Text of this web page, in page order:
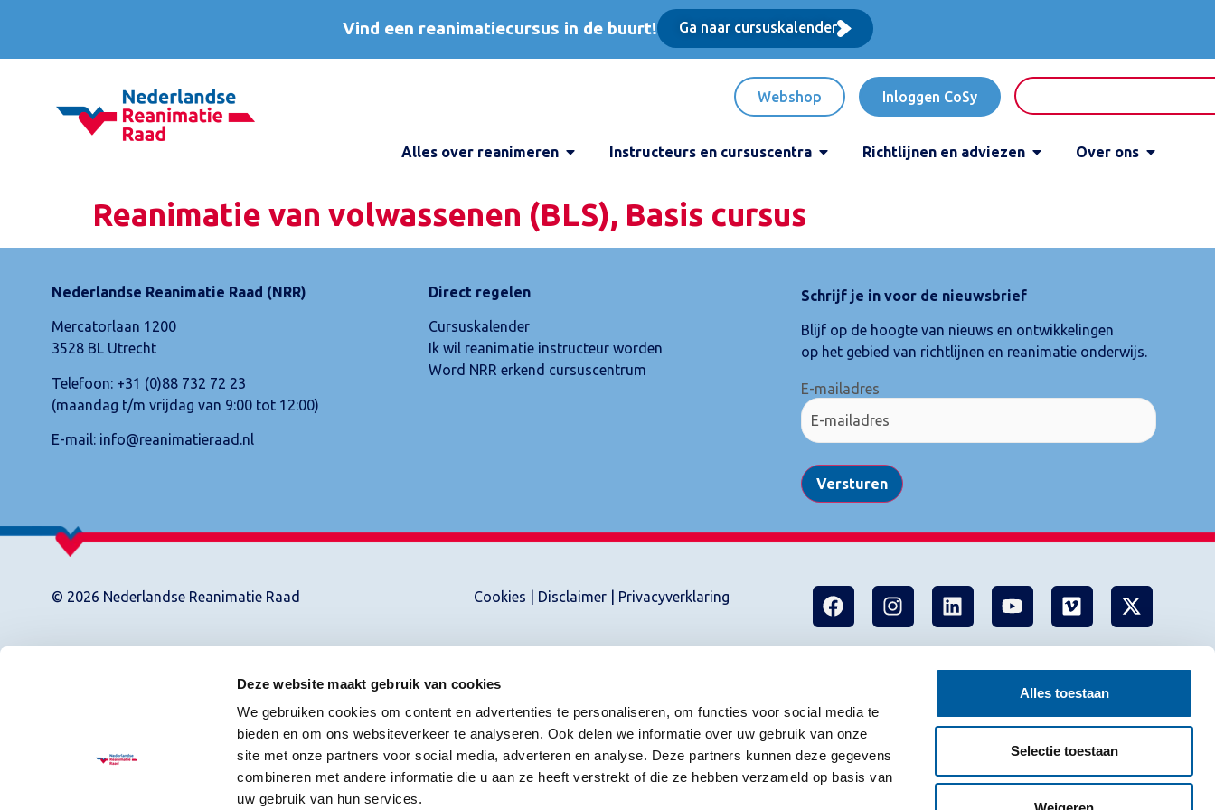
Deze website maakt gebruik van cookies
We gebruiken cookies om content en advertenties te personaliseren, om functies voor social media te
bieden en om ons websiteverkeer te analyseren. Ook delen we informatie over uw gebruik van onze
site met onze partners voor social media, adverteren en analyse. Deze partners kunnen deze gegevens
combineren met andere informatie die u aan ze heeft verstrekt of die ze hebben verzameld op basis van
uw gebruik van hun services.
Alles toestaan
Selectie toestaan
Vind een reanimatiecursus in de buurt! Ga naar cursuskalender
Webshop Inloggen CoSy
Alles over reanimeren Instructeurs en cursuscentra Richtlijnen en adviezen Over ons
Reanimatie van volwassenen (BLS), Basis cursus
Nederlandse Reanimatie Raad (NRR)
Mercatorlaan 1200
3528 BL Utrecht
Telefoon: +31 (0)88 732 72 23
(maandag t/m vrijdag van 9:00 tot 12:00)
E-mail: info@reanimatieraad.nl
Direct regelen
Cursuskalender
Ik wil reanimatie instructeur worden
Word NRR erkend cursuscentrum
Schrijf je in voor de nieuwsbrief
Blijf op de hoogte van nieuws en ontwikkelingen
op het gebied van richtlijnen en reanimatie onderwijs.
E-mailadres
Versturen
© 2026 Nederlandse Reanimatie Raad Cookies Disclaimer Privacyverklaring